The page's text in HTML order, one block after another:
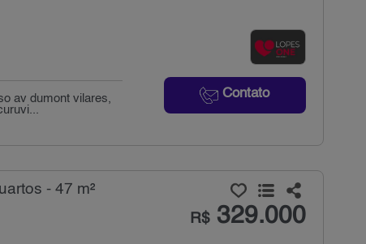
Contato
av dumont vilares,
- 47 m²
R$329.000